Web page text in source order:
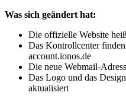
Was sich geändert hat:
Die offizielle Website
Das Kontrollcenter
account.ionos.de
Die neue Webmail-
Das Logo und das
aktualisiert